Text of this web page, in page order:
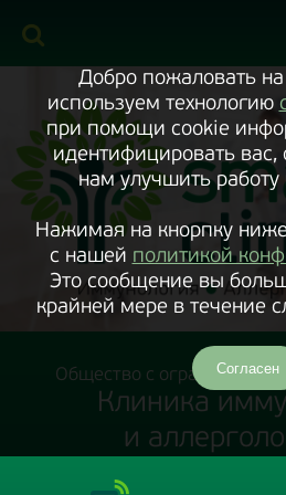
версию
сайта
Добро пожаловать
используем технологию
при помощи cookie
идентифицировать вас,
нам улучшить работу
Нажимая на кнорпку
с нашей политикой
Это сообщение вы
крайней мере в течение
Согласен
Общество с ограниченной
Клиника
и